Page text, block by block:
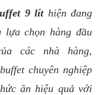
9 líthiện đang
lựa chọn hàng đầu
các nhà hàng,
chuyên nghiệp
ăn hiệu quả với